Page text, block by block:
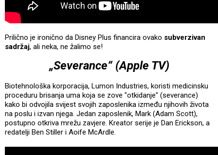
Prilično je ironično da Disney Plus financira ovako subverzivan
sadržaj, ali neka, ne žalimo se!
„Severance“ (Apple TV)
Biotehnološka korporacija, Lumon Industries, koristi medicinsku
proceduru brisanja uma koja se zove "otkidanje" (severance)
kako bi odvojila svijest svojih zaposlenika između njihovih života
na poslu i izvan njega. Jedan zaposlenik, Mark (Adam Scott),
postupno otkriva mrežu zavjere. Kreator serije je Dan Erickson, a
redatelji Ben Stiller i Aoife McArdle.